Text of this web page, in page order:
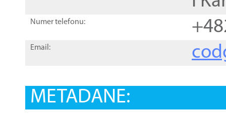
Numer telefonu:
Email:
METADANE: